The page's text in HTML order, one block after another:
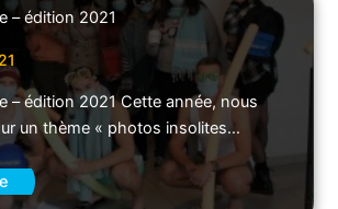
– édition 2021
– édition 2021 Cette année, nous
un thème « photos insolites…